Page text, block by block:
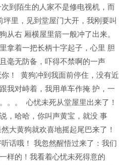
到陌生的人家不是修电视机，而
里，见到堂屋门大开，我刚要叫
从右 厢横屋里箭一般冲了出来。
拿着一把长柄十字起子，心里 胆
毫无防备，吓得不禁啊的一声
！ 黄狗冲到我面前停住，没有近
我对峙着，我用单车作掩 护，一
。。 心忧未死从堂屋里出来了！
，哈哈，你叫声黄宝，就没 事
大黄狗就欢喜地摇起尾巴来了！
话哦！ 我忽然醒悟过来了：我们
样的！我看着心忧未死得意的